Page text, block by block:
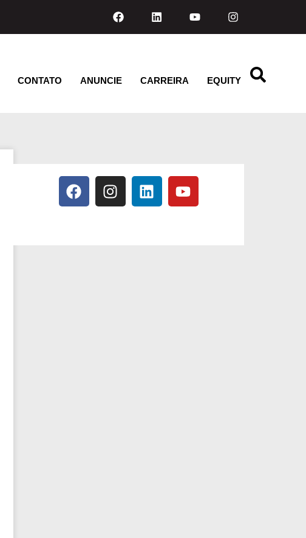
CONTATO ANUNCIE CARREIRA EQUITY